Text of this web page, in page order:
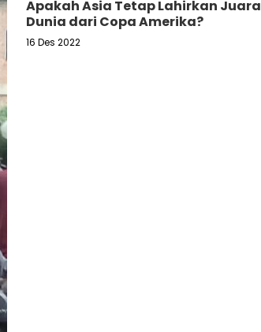
Apakah Asia Tetap Lahirkan Juara
Dunia dari Copa Amerika?
16 Des 2022